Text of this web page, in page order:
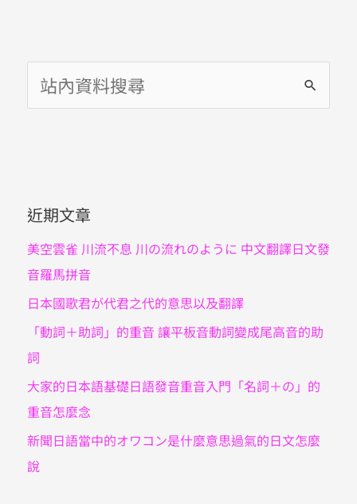
尋
:近期文章
美空雲雀 川流不息 川の流れのように 中文翻譯日文發
音羅馬拼音
日本國歌君が代君之代的意思以及翻譯
「動詞＋助詞」的重音 讓平板音動詞變成尾高音的助
詞
大家的日本語基礎日語發音重音入門「名詞＋の」的
重音怎麼念
新聞日語當中的オワコン是什麼意思過氣的日文怎麼
說